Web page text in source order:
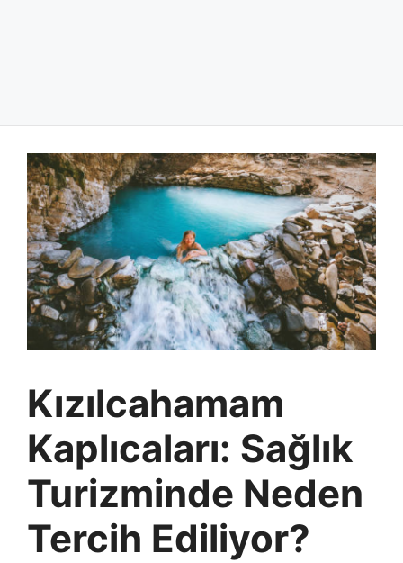
Kızılcahamam
Kaplıcaları: Sağlık
Turizminde Neden
Tercih Ediliyor?